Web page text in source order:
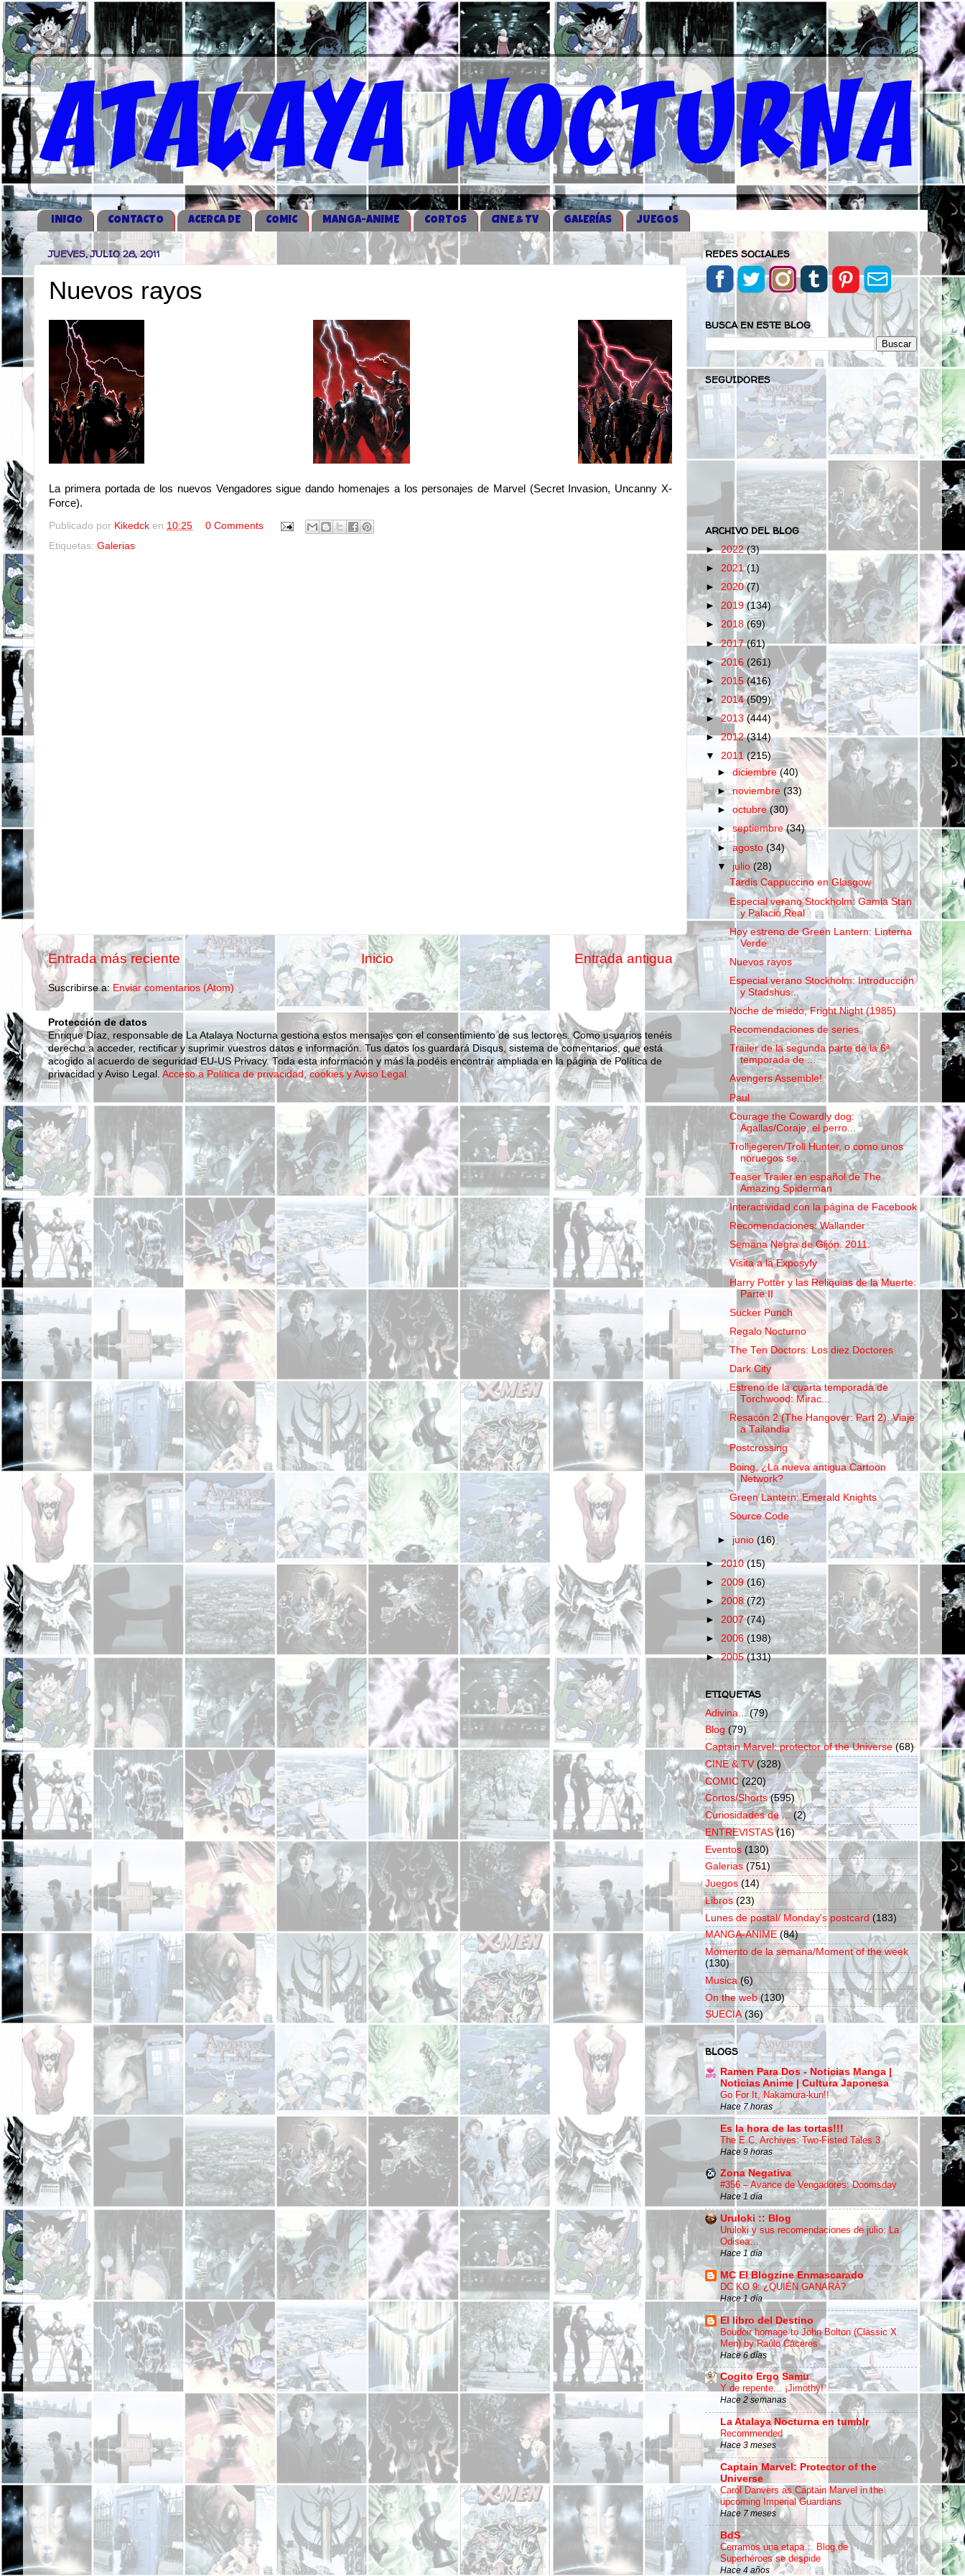
iNICIO CONTACTO ACERCA DE COMIC MANGA-ANIME CORTOS CINE & TV GALERÍAS JUEGOS
JUEVES, JULIO 28, 2011
Nuevos rayos
La primera portada de los nuevos Vengadores sigue dando homenajes a los personajes de Marvel (Secret Invasion, Uncanny X-
Force).
Publicado por Kikedck en 10:25
0 Comments
Etiquetas: Galerias
Entrada más reciente Entrada antigua
Inicio
Suscribirse a: Enviar comentarios (Atom)
Protección de datos
Enrique Díaz, responsable de La Atalaya Nocturna gestiona estos mensajes con el consentimiento de sus lectores. Como usuarios tenéis
derecho a acceder, rectificar y suprimir vuestros datos e información. Tus datos los guardará Disqus, sistema de comentarios, que está
acogido al acuerdo de seguridad EU-US Privacy. Toda esta información y más la podéis encontrar ampliada en la página de Política de
privacidad y Aviso Legal. Acceso a Política de privacidad, cookies y Aviso Legal.
REDES SOCIALES
BUSCA EN ESTE BLOG
SEGUIDORES
ARCHIVO DEL BLOG
►2022(3)
► 2021(1)
► 2020(7)
► 2019(134)
► 2018(69)
►2017(61)
►2016 (261)
► 2015 (416)
► 2014(509)
►2013 (444)
►2012(314)
▼ 2011(215)
►diciembre(40)
►noviembre(33)
►octubre(30)
►septiembre(34)
►agosto(34)
▼ julio(28)
Tardis Cappuccino en Glasgow
Especial verano Stockholm: Gamla Stan
y Palacio Real
Hoy estreno de Green Lantern: Linterna
Verde
Nuevos rayos
Especial verano Stockholm: Introducción
y Stadshus...
Noche de miedo, Fright Night (1985)
Recomendaciones de series
Trailer de la segunda parte de la 6ª
temporada de ...
Avengers Assemble!
Paul
Courage the Cowardly dog:
Agallas/Coraje, el perro...
Trolljegeren/Troll Hunter, o como unos
noruegos se...
Teaser Trailer en español de The
Amazing Spiderman
Interactividad con la página de Facebook
Recomendaciones: Wallander
Semana Negra de Gijón. 2011.
Visita a la Exposyfy
Harry Potter y las Reliquias de la Muerte:
Parte II
Sucker Punch
Regalo Nocturno
The Ten Doctors: Los diez Doctores
Dark City
Estreno de la cuarta temporada de
Torchwood: Mirac...
Resacón 2 (The Hangover: Part 2). Viaje
a Tailandia
Postcrossing
Boing, ¿La nueva antigua Cartoon
Network?
Green Lantern: Emerald Knights
Source Code
►junio(16)
►2010(15)
► 2009 (16)
►2008(72)
► 2007(74)
► 2006(198)
►2005(131)
ETIQUETAS
Adivina...
(79)
Blog (79)
Captain Marvel: protector of the Universe (68)
CINE & TV (328)
COMIC (220)
Cortos/Shorts (595)
Curiosidades de ... (2)
ENTREVISTAS (16)
Eventos (130)
Galerias (751)
Juegos (14)
Libros (23)
Lunes de postal/ Monday's postcard (183)
MANGA-ANIME (84)
Momento de la semana/Moment of the week
(130)
Musica (6)
On the web (130)
SUECIA (36)
BLOGS
Ramen Para Dos - Noticias Manga |
Noticias Anime | Cultura Japonesa
Go For It, Nakamura-kun!!
Hace 7 horas
Es la hora de las tortas!!!
The E.C. Archives: Two-Fisted Tales 3
Hace 9 horas
Zona Negativa
#356 – Avance de Vengadores: Doomsday
Hace 1 día
Uruloki :: Blog
Uruloki y sus recomendaciones de julio: La
Odisea…
Hace 1 día
MC El Blogzine Enmascarado
DC KO 9: ¿QUIÉN GANARÁ?
Hace 1 día
El libro del Destino
Boudoir homage to John Bolton (Classic X
Men) by Raúlo Cáceres
Hace 6 días
Cogito Ergo Samu
Y de repente... ¡Jimothy!
Hace 2 semanas
La Atalaya Nocturna en tumblr
Recommended
Hace 3 meses
Captain Marvel: Protector of the
Universe
Carol Danvers as Captain Marvel in the
upcoming Imperial Guardians
Hace 7 meses
BdS
Cerramos una etapa… Blog de
Superhéroes se despide
Hace 4 años